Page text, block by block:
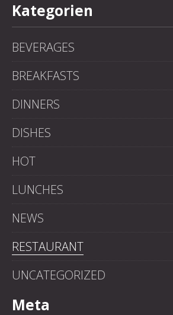
Kategorien
BEVERAGES
BREAKFASTS
DINNERS
DISHES
HOT
LUNCHES
NEWS
RESTAURANT
UNCATEGORIZED
Meta